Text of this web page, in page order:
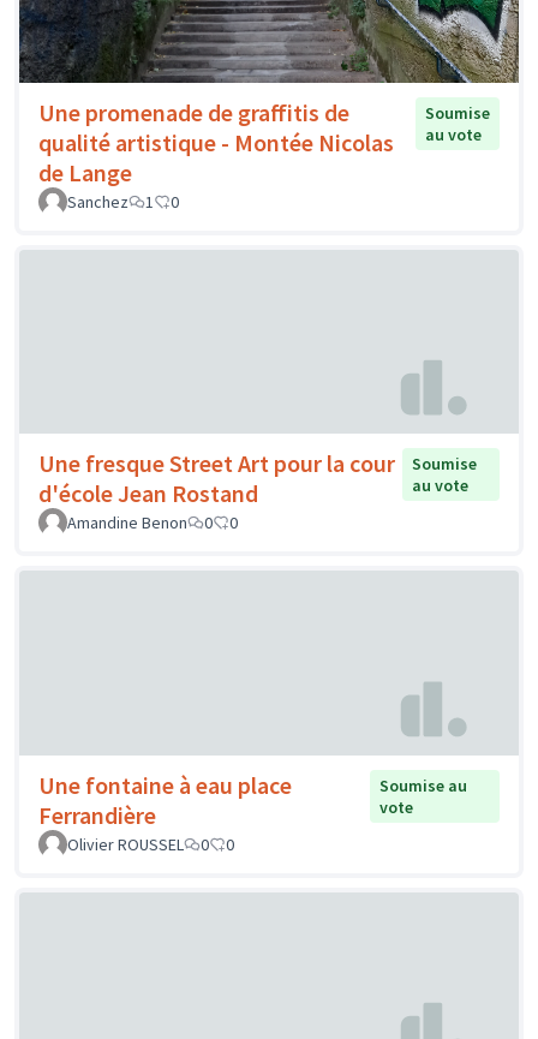
Une promenade de graffitis de
qualité artistique - Montée Nicolas
de Lange
Soumise
au vote
Sanchez 1 0
Une fresque Street Art pour la cour
d'école Jean Rostand
Soumise
au vote
Amandine Benon
0 0
Une fontaine à eau place
Ferrandière
Soumise au
vote
Olivier ROUSSEL
0 0